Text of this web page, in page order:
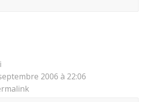
2006 à 22:06